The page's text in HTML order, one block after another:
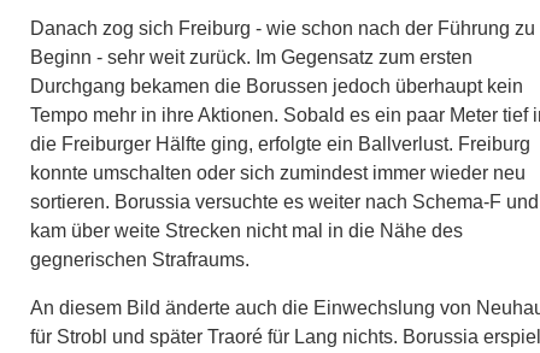
Danach zog sich Freiburg - wie schon nach der Führung zu
Beginn - sehr weit zurück. Im Gegensatz zum ersten
Durchgang bekamen die Borussen jedoch überhaupt kein
Tempo mehr in ihre Aktionen. Sobald es ein paar Meter tief
die Freiburger Hälfte ging, erfolgte ein Ballverlust. Freiburg
konnte umschalten oder sich zumindest immer wieder neu
sortieren. Borussia versuchte es weiter nach Schema-F und
kam über weite Strecken nicht mal in die Nähe des
gegnerischen Strafraums.
An diesem Bild änderte auch die Einwechslung von
für Strobl und später Traoré für Lang nichts. Borussia